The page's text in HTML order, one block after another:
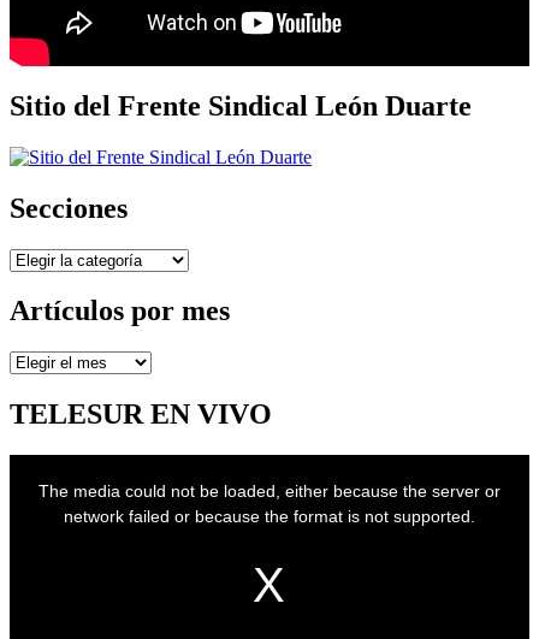
Sitio del Frente Sindical León Duarte
Secciones
Secciones
Artículos por mes
Artículos
mes
TELESUR EN VIVO